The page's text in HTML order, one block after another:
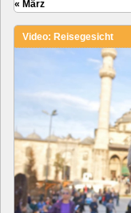
« März
Video: Reisegesicht